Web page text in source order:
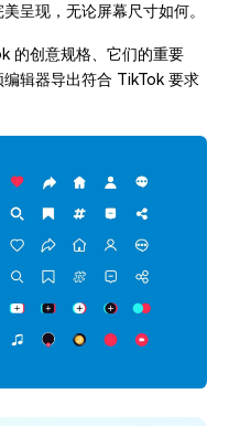
呈现，无论屏幕尺寸如何。
的创意规格、它们的重要
辑器导出符合 TikTok 要求